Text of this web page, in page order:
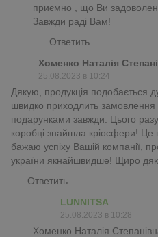
приємно , що Ви
Завжди раді Вам!
Ответить
Хоменко Наталія
25.08.2023 в 10:24
Дякую, продукція подобається
швидко приходлить
подарунками завжди. Цього
коробці знайшла кріосфери! Це
бажаю успіху Вашій компанії,
україни якнайшвидше! Щиро
Ответить
LUNNITSA
25.08.2023 в 10:28
Хоменко Наталія